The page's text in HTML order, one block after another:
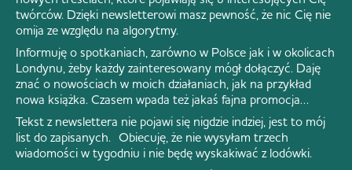
twórców. Dzięki newsletterowi masz pewność, że nic Cię nie
omija ze względu na algorytmy.
Informuję o spotkaniach, zarówno w Polsce jak i w okolicach
Londynu, żeby każdy zainteresowany mógł dołączyć. Daję
znać o nowościach w moich działaniach, jak na przykład
nowa książka. Czasem wpada też jakaś fajna promocja…
Tekst z newslettera nie pojawi się nigdzie indziej, jest to mój
list do zapisanych. Obiecuję, że nie wysyłam trzech
wiadomości w tygodniu i nie będę wyskakiwać z lodówki.